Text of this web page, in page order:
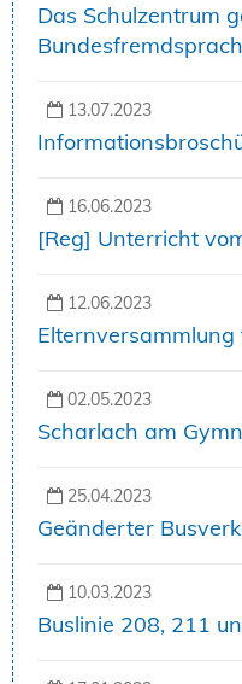
Das Schulzentrum
13.07.2023
16.06.2023
[Reg] Unterricht
12.06.2023
02.05.2023
Scharlach am
25.04.2023
Geänderter
10.03.2023
Buslinie 208, 211